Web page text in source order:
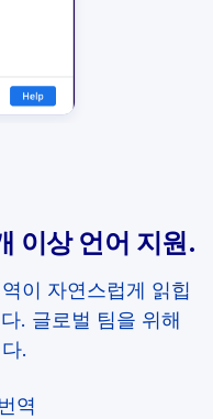
이상 언어 지원.
이 자연스럽게 읽힙
. 글로벌 팀을 위해
.
역